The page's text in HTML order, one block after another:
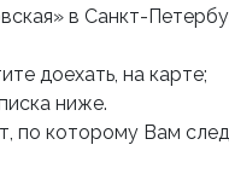
в Санкт-
доехать, на карте;
ниже.
по которому Вам